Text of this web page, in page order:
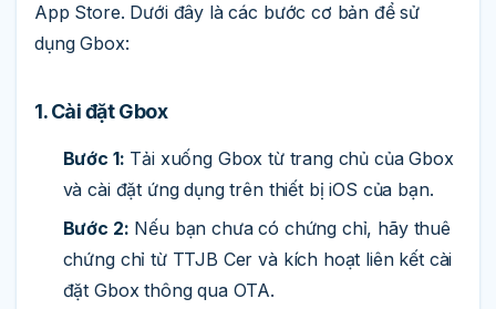
App Store. Dưới đây là các bước cơ bản để sử
dụng Gbox:
1. Cài đặt Gbox
Bước 1: Tải xuống Gbox từ trang chủ của Gbox
và cài đặt ứng dụng trên thiết bị iOS của bạn.
Bước 2: Nếu bạn chưa có chứng chỉ, hãy thuê
chứng chỉ từ TTJB Cer và kích hoạt liên kết cài
đặt Gbox thông qua OTA.